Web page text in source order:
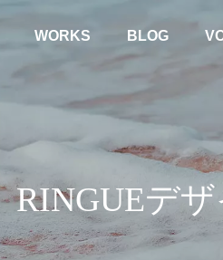
WORKS BLOG
RINGUEデ